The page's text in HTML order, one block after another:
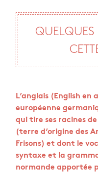
QUELQUES
L’anglais (English
européenne
qui tire ses racines
(terre d’origine des
Frisons) et dont le
syntaxe et la
normande apportée